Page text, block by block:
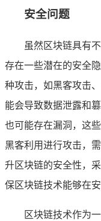
安全问题
虽然区块链具有
存在一些潜在的安全
种攻击，如黑客攻击
能会导致数据泄露和
也可能存在漏洞，这
黑客利用进行攻击，
升区块链的安全性，
保区块链技术能够在
区块链技术作为